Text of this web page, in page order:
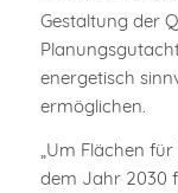
Gestaltung der
energetisch
ermöglichen.
„Um Flächen
dem Jahr 2030